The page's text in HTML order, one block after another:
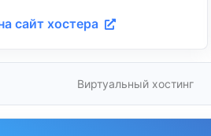
сайт хостера
Виртуальный хостинг